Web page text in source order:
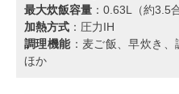
最大炊飯容量 ：0.63L（約3.5合
加熱方式 ：圧力IH
調理機能：麦ご飯、早炊き、
ほか